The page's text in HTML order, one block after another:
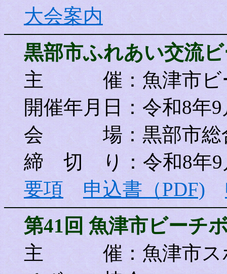
大会案内
黒部市ふれあい交流
主 催 ：魚津市
開催年月日：令和8年9
会 場：黒部市総合
締 切 り：令和8年9
要項
申込書（PDF)
第41回 魚津市ビーチ
主 催 ：魚津市